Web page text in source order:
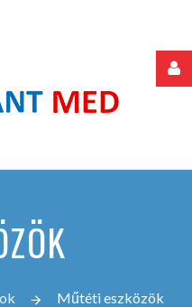
Műtéti eszközök